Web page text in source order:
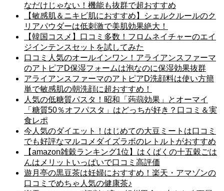
なだけじゃない！機能も抜群で超おすすめ
【敏感肌＆ニキビ肌におすすめ】シェルクルールのク
リアパウダーは低刺激で美肌効果絶大！
【韓国コスメ】口コミ多数！フロムネイチャーのエイ
ジインテンスセットを試してみた
口コミ人気のオールインワン！アライアンスファーマ
のアトピアD保湿フォームは泡なのに保湿効果抜群
アライアンスファーマのアトピアD洗顔料は使い方簡
単で敏感肌の朝洗顔に超おすすめ！
人気の低糖質パスタ！昭和「蒟蒻効果」とオーマイ
「糖質50％オフパスタ」はどっちが好き？口コミ＆実
食レポ
今人気のダイエット！はじめての大豆ミートは口コミ
でも好評なマルコメダイズラボのレトルトがおすすめ
【amazon雑穀ランキング1位】はくばくの十五穀ごは
んはメリットいっぱいで口コミ高評価
遊月亭の黒豆茶は妊婦におすすめ！楽天・アマゾンの
口コミでめちゃ人気の健康茶♪